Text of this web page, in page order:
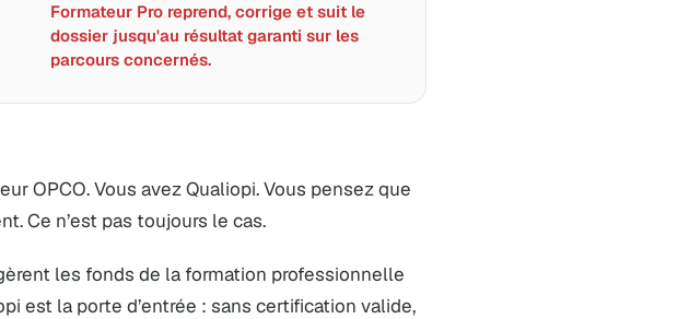
Formateur Pro reprend, corrige et suit le
dossier jusqu'au résultat garanti sur les
parcours concernés.
OPCO. Vous avez Qualiopi. Vous pensez que
Ce n’est pas toujours le cas.
les fonds de la formation professionnelle
est la porte d’entrée : sans certification valide,